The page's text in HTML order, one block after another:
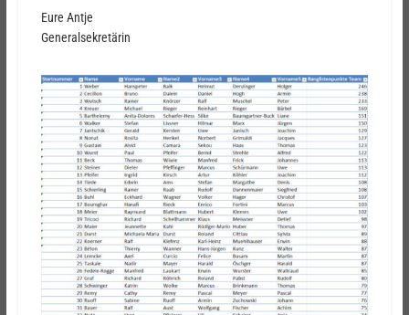
Eure Antje
Generalsekretärin